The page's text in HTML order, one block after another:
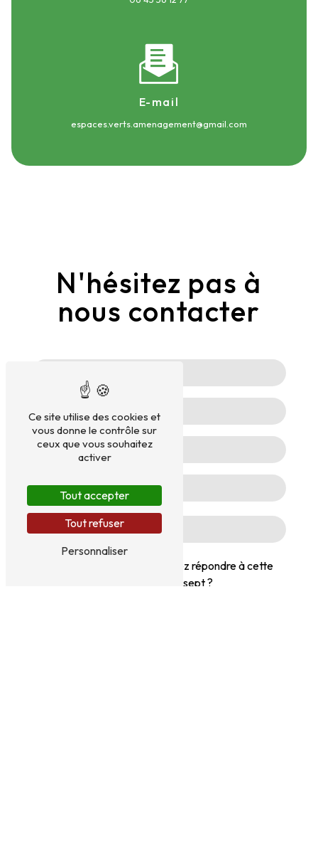
E-mail
espaces.verts.amenagement@gmail.com
N'hésitez pas à
nous contacter
Vous n'êtes pas un robot, veuillez répondre à cette
question : combien font six plus sept ?
Ce site utilise des cookies et
vous donne le contrôle sur
ceux que vous souhaitez
activer
Tout accepter
Tout refuser
Personnaliser